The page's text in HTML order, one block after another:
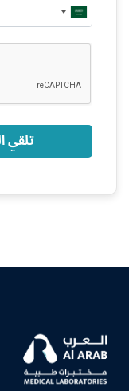
Saudi
Arabia
تلقي